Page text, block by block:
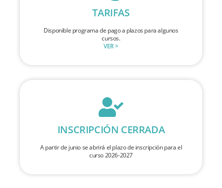
TARIFAS
Disponible programa de pago a plazos para algunos
cursos.
VER >
INSCRIPCIÓN CERRADA
A partir de junio se abrirá el plazo de inscripción para el
curso 2026-2027